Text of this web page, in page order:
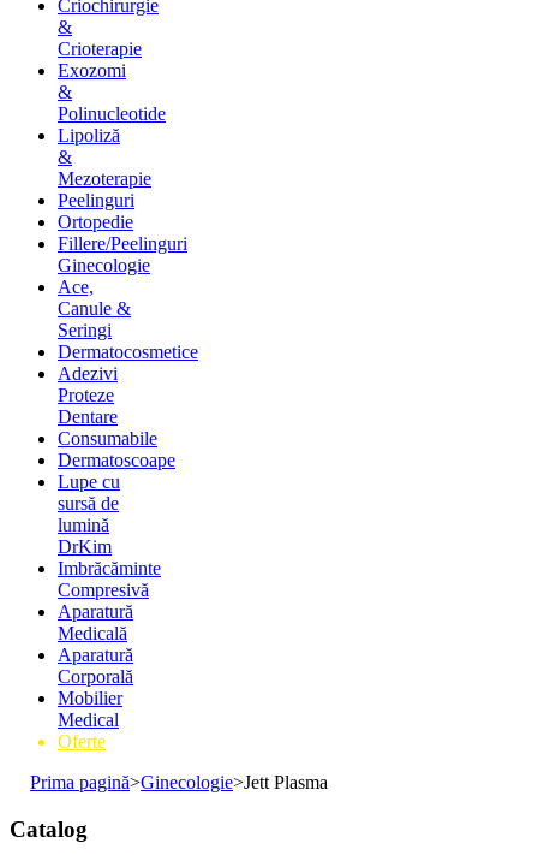
Criochirurgie
&
Crioterapie
Exozomi
&
Polinucleotide
Lipoliză
&
Mezoterapie
Peelinguri
Ortopedie
Fillere/Peelinguri
Ginecologie
Ace,
Canule &
Seringi
Dermatocosmetice
Adezivi
Proteze
Dentare
Consumabile
Dermatoscoape
Lupe cu
sursă de
lumină
DrKim
Imbrăcăminte
Compresivă
Aparatură
Medicală
Aparatură
Corporală
Mobilier
Medical
Oferte
Prima pagină>Ginecologie>Jett Plasma
Catalog